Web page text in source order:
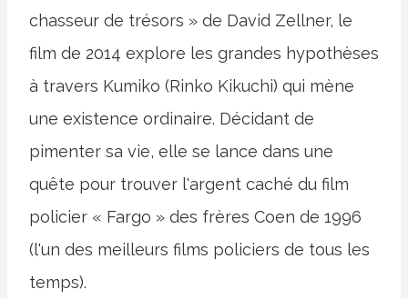
chasseur de trésors » de David Zellner, le
film de 2014 explore les grandes hypothèses
à travers Kumiko (Rinko Kikuchi) qui mène
une existence ordinaire. Décidant de
pimenter sa vie, elle se lance dans une
quête pour trouver l'argent caché du film
policier « Fargo » des frères Coen de 1996
(l'un des meilleurs films policiers de tous les
temps).